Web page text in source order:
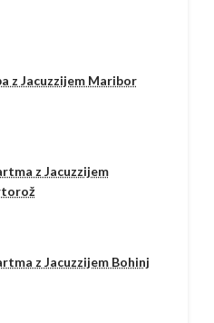
z Jacuzzijem Maribor
z Jacuzzijem
z Jacuzzijem Bohinj